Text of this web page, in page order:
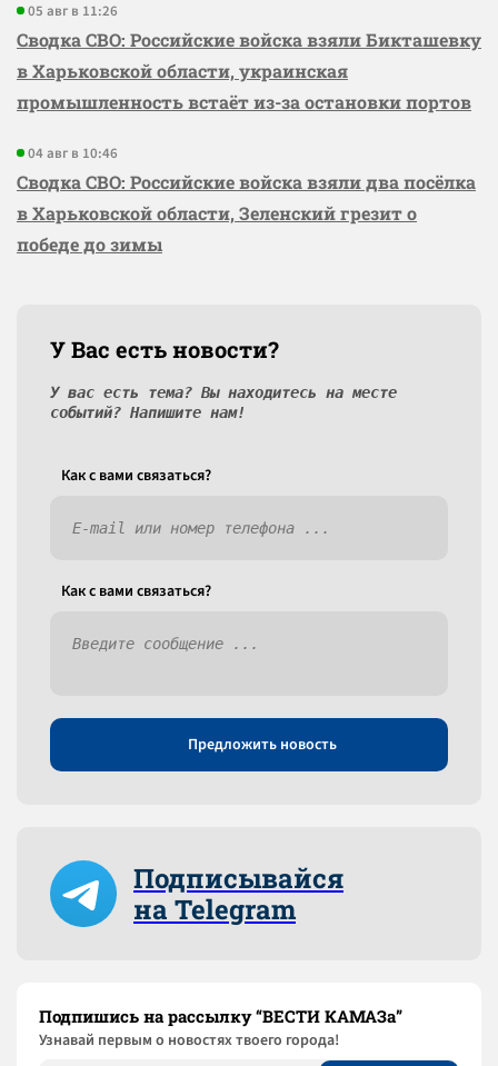
05 авг в 11:26
Сводка СВО: Российские войска взяли Бикташевку
в Харьковской области, украинская
промышленность встаёт из-за остановки портов
04 авг в 10:46
Сводка СВО: Российские войска взяли два посёлка
в Харьковской области, Зеленский грезит о
победе до зимы
У Вас есть новости?
У вас есть тема? Вы находитесь на месте
событий? Напишите нам!
Как c вами связаться?
Как c вами связаться?
Предложить новость
Подписывайся
на Telegram
Подпишись на рассылку “ВЕСТИ КАМАЗа”
Узнaвай первым о новостях твоего города!